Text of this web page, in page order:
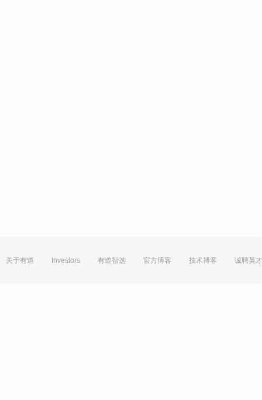
关于有道 Investors 有道智选 官方博客 技术博客 诚聘英才